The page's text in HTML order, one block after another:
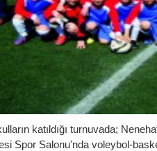
katıldığı turnuvada;
Spor Salonu'nda voleybol-